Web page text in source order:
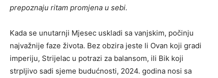
prepoznaju ritam promjena u sebi.
Kada se unutarnji Mjesec uskladi sa vanjskim, počinju
najvažnije faze života. Bez obzira jeste li Ovan koji gradi
imperiju, Strijelac u potrazi za balansom, ili Bik koji
strpljivo sadi sjeme budućnosti, 2024. godina nosi sa